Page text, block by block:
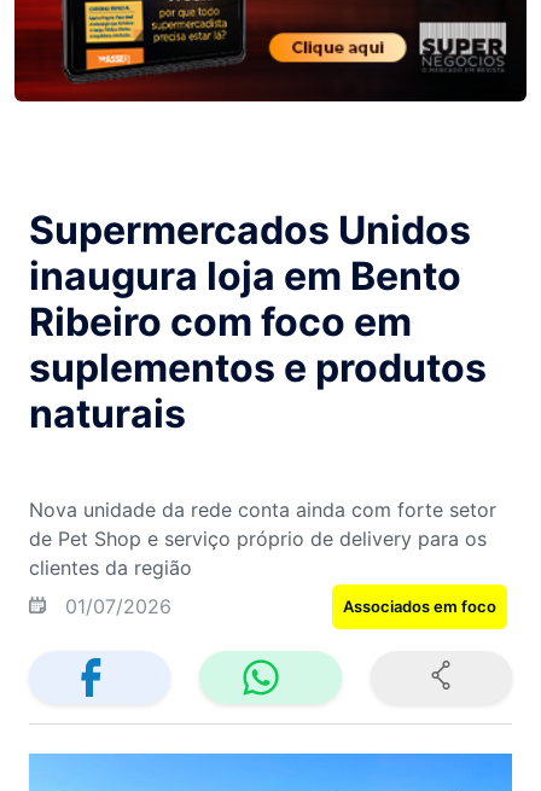
Supermercados Unidos
inaugura loja em Bento
Ribeiro com foco em
suplementos e produtos
naturais
Nova unidade da rede conta ainda com forte setor
de Pet Shop e serviço próprio de delivery para os
clientes da região
01/07/2026
Associados em foco